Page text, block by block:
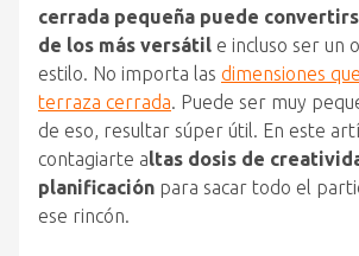
cerrada pequeña puede
de los más versátil e incluso ser un
estilo. No importa las dimensiones
terraza cerrada. Puede ser muy
de eso, resultar súper útil. En este
contagiarte altas dosis de
planificación para sacar todo el
ese rincón.